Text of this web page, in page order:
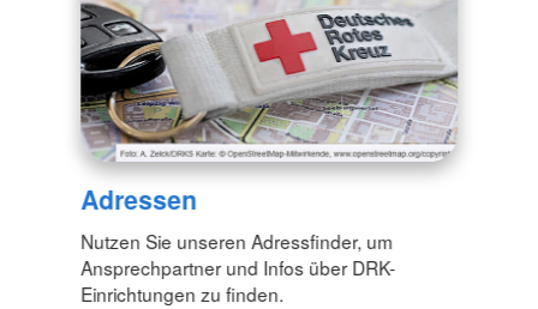
Adressen
Nutzen Sie unseren Adressfinder, um
Ansprechpartner und Infos über DRK-
Einrichtungen zu finden.